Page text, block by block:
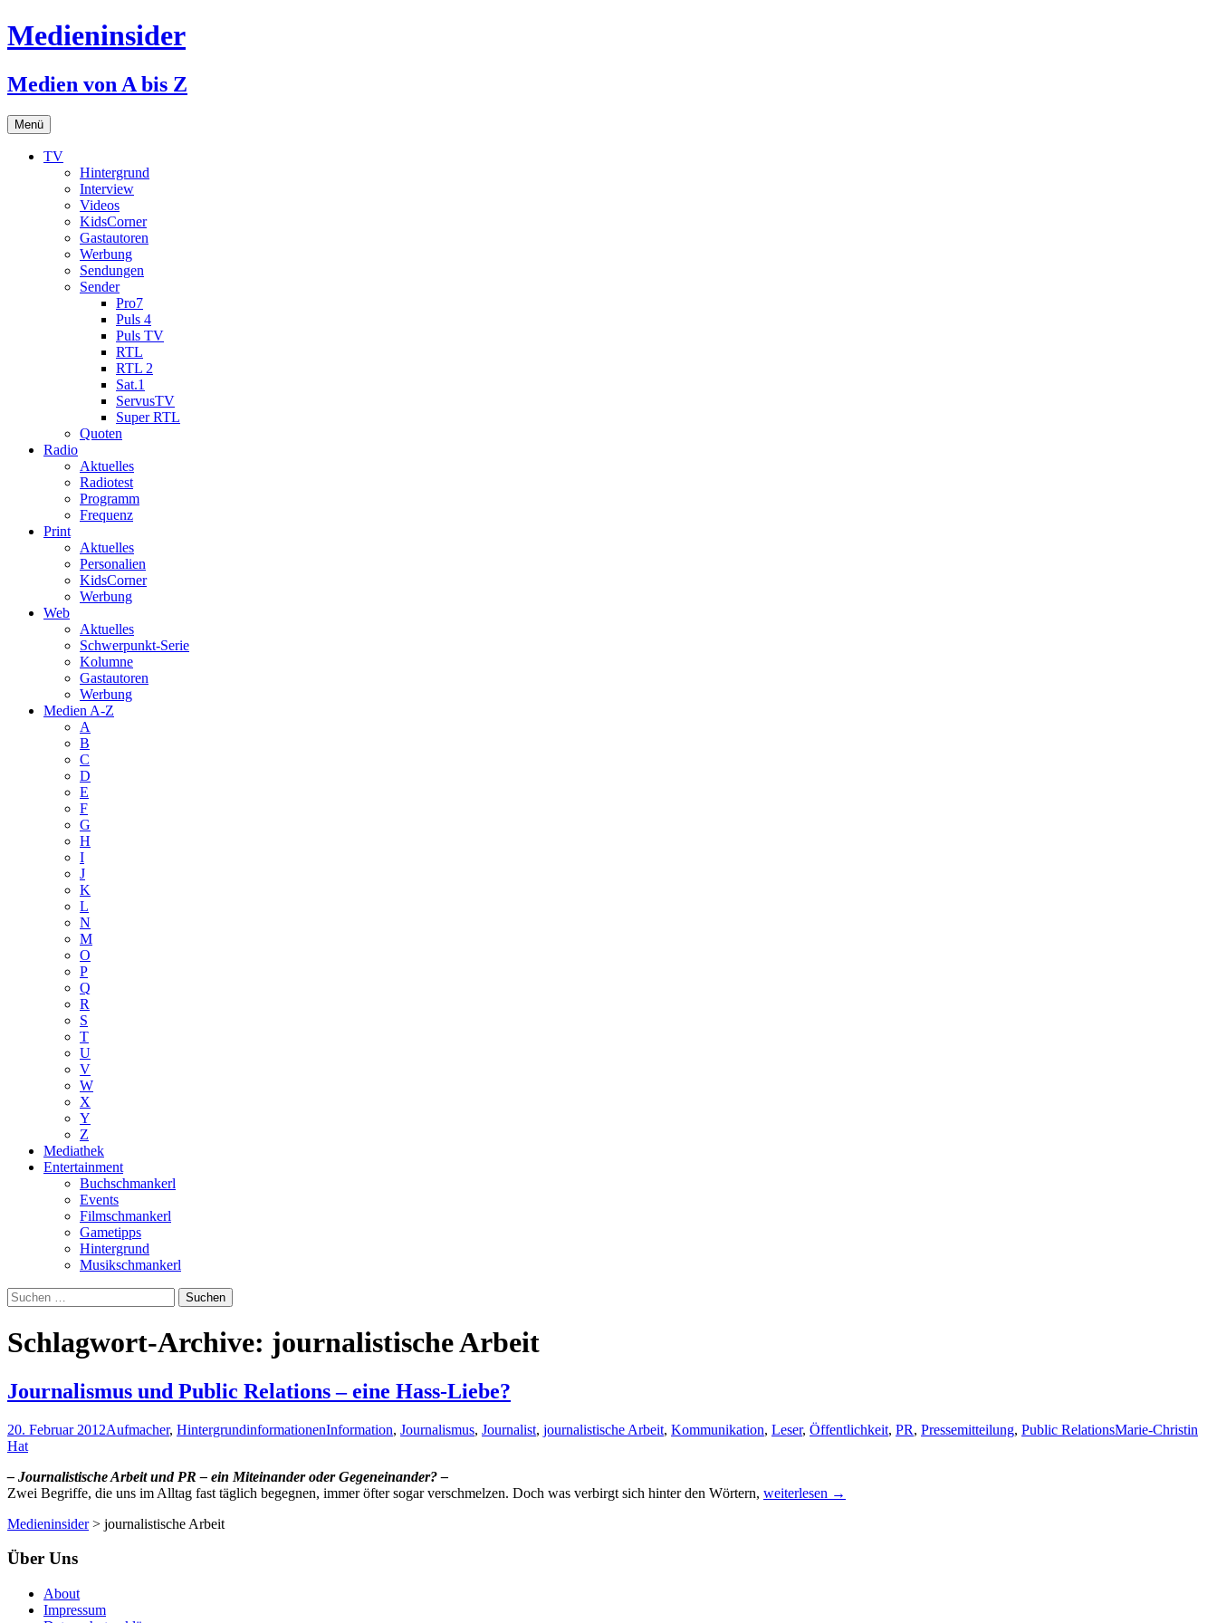
Medieninsider
Medien von A bis Z
Menü Zum
Inhalt
springen
TV
Hintergrund
Interview
Videos
KidsCorner
Gastautoren
Werbung
Sendungen
Sender
Pro7
Puls 4
Puls TV
RTL
RTL 2
Sat.1
ServusTV
Super RTL
Quoten
Radio
Aktuelles
Radiotest
Programm
Frequenz
Print
Aktuelles
Personalien
KidsCorner
Werbung
Web
Aktuelles
Schwerpunkt-Serie
Kolumne
Gastautoren
Werbung
Medien A-Z
A
B
C
D
E
F
G
H
I
J
K
L
N
M
O
P
Q
R
S
T
U
V
W
X
Y
Z
Mediathek
Entertainment
Buchschmankerl
Events
Filmschmankerl
Gametipps
Hintergrund
Musikschmankerl
Suchen
nach:
Schlagwort-Archive: journalistische Arbeit
Journalismus und Public Relations – eine Hass-Liebe?
20. Februar 2012Aufmacher, HintergrundinformationenInformation, Journalismus, Journalist, journalistische Arbeit, Kommunikation, Leser, Öffentlichkeit, PR, Pressemitteilung, Public RelationsMarie-Christin
Hat
– Journalistische Arbeit und PR – ein Miteinander oder Gegeneinander? –
Zwei Begriffe, die uns im Alltag fast täglich begegnen, immer öfter sogar verschmelzen. Doch was verbirgt sich hinter den Wörtern, Journalismus
weiterlesen →
Medieninsider> journalistische Arbeit
Über Uns
About
Impressum